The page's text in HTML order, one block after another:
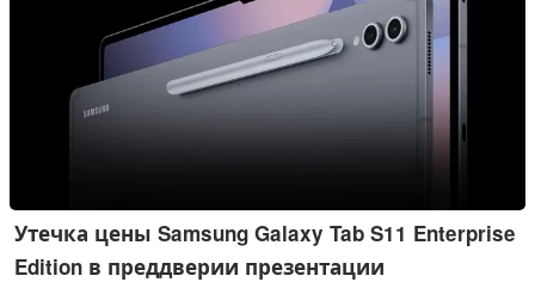
Утечка цены Samsung Galaxy Tab S11 Enterprise
Edition в преддверии презентации